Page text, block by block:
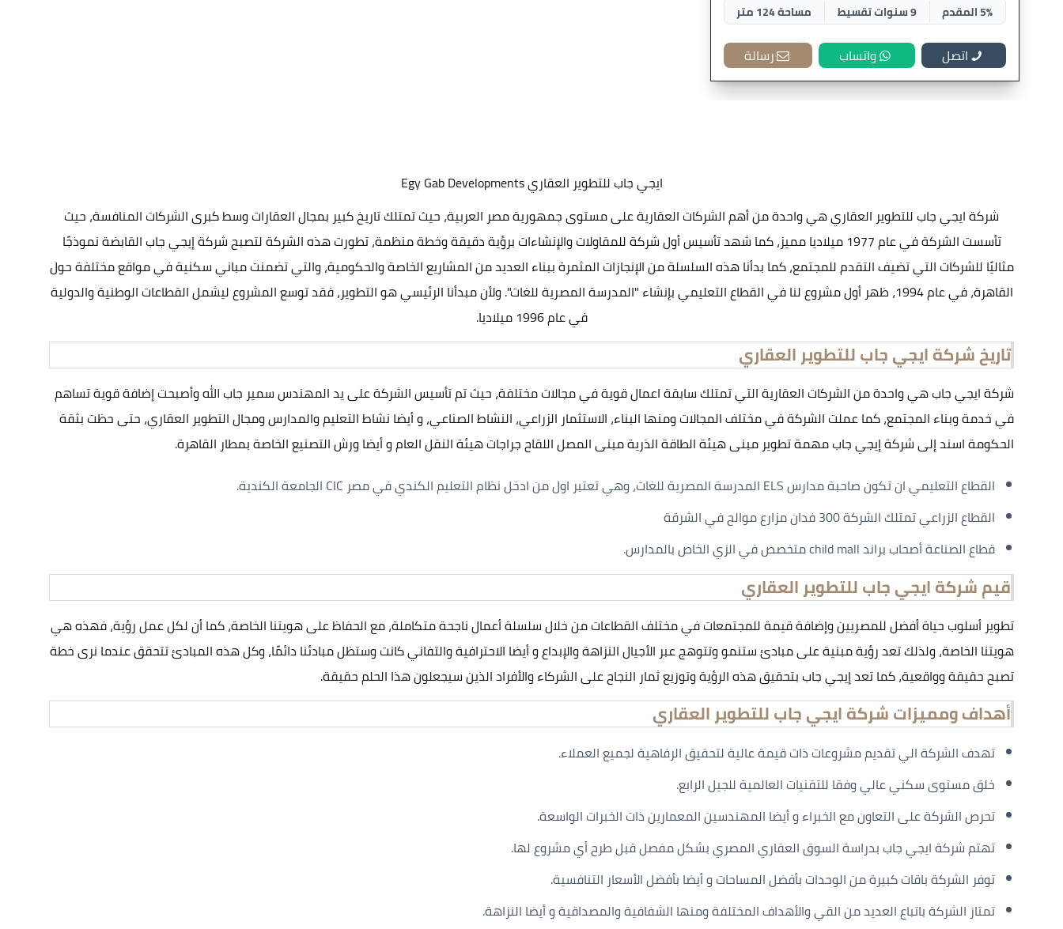
5% المقدم 9 سنوات تقسيط مساحة 124 متر
اتصل واتساب رسالة
ايجي جاب للتطوير العقاري Egy Gab Developments
شركة ايجي جاب للتطوير العقاري هي واحدة من أهم الشركات العقارية على مستوى جمهورية مصر العربية، حيث تمتلك تاريخ كبير بمجال العقارات وسط كبرى الشركات المنافسة، حيث
تأسست الشركة في عام 1977 ميلاديا مميز، كما شهد تأسيس أول شركة للمقاولات والإنشاءات برؤية دقيقة وخطة منظمة، تطورت هذه الشركة لتصبح شركة إيجي جاب القابضة نموذجًا
مثاليًا للشركات التي تضيف التقدم للمجتمع، كما بدأنا هذه السلسلة من الإنجازات المثمرة ببناء العديد من المشاريع الخاصة والحكومية، والتي تضمنت مباني سكنية في مواقع مختلفة حول
القاهرة، في عام 1994، ظهر أول مشروع لنا في القطاع التعليمي بإنشاء "المدرسة المصرية للغات". ولأن مبدأنا الرئيسي هو التطوير، فقد توسع المشروع ليشمل القطاعات الوطنية والدولية
في عام 1996 ميلاديا.
تاريخ شركة ايجي جاب للتطوير العقاري
شركة ايجي جاب هي واحدة من الشركات العقارية التي تمتلك سابقة اعمال قوية في مجالات مختلفة، حيث تم تأسيس الشركة على يد المهندس سمير جاب الله وأصبحت إضافة قوية تساهم
في خدمة وبناء المجتمع، كما عملت الشركة في مختلف المجالات ومنها البناء، الاستثمار الزراعي، النشاط الصناعي، و أيضا نشاط التعليم والمدارس ومجال التطوير العقاري، حتى حظت بثقة
الحكومة اسند إلى شركة إيجي جاب مهمة تطوير مبنى هيئة الطاقة الذرية مبنى المصل اللقاح جراجات هيئة النقل العام و أيضا ورش التصنيع الخاصة بمطار القاهرة.
القطاع التعليمي ان تكون صاحبة مدارس ELS المدرسة المصرية للغات، وهي تعتبر اول من ادخل نظام التعليم الكندي في مصر CIC الجامعة الكندية.
القطاع الزراعي تمتلك الشركة 300 فدان مزارع موالح في الشرقة
قطاع الصناعة أصحاب براند child mall متخصص في الزي الخاص بالمدارس.
قيم شركة ايجي جاب للتطوير العقاري
تطوير أسلوب حياة أفضل للمصريين وإضافة قيمة للمجتمعات في مختلف القطاعات من خلال سلسلة أعمال ناجحة متكاملة، مع الحفاظ على هويتنا الخاصة، كما أن لكل عمل رؤية، فهذه هي
هويتنا الخاصة، ولذلك تعد رؤية مبنية على مبادئ ستنمو وتتوهج عبر الأجيال النزاهة والإبداع و أيضا الاحترافية والتفاني كانت وستظل مبادئنا دائمًا، وكل هذه المبادئ تتحقق عندما نرى خطة
تصبح حقيقة وواقعية، كما تعد إيجي جاب بتحقيق هذه الرؤية وتوزيع ثمار النجاح على الشركاء والأفراد الذين سيجعلون هذا الحلم حقيقة.
أهداف ومميزات شركة ايجي جاب للتطوير العقاري
تهدف الشركة الي تقديم مشروعات ذات قيمة عالية لتحقيق الرفاهية لجميع العملاء.
خلق مستوى سكني عالي وفقا للتقنيات العالمية للجيل الرابع.
تحرص الشركة على التعاون مع الخبراء و أيضا المهندسين المعمارين ذات الخبرات الواسعة.
تهتم شركة ايجي جاب بدراسة السوق العقاري المصري بشكل مفصل قبل طرح أي مشروع لها.
توفر الشركة باقات كبيرة من الوحدات بأفضل المساحات و أيضا بأفضل الأسعار التنافسية.
تمتاز الشركة باتباع العديد من القي والأهداف المختلفة ومنها الشفافية والمصداقية و أيضا النزاهة.